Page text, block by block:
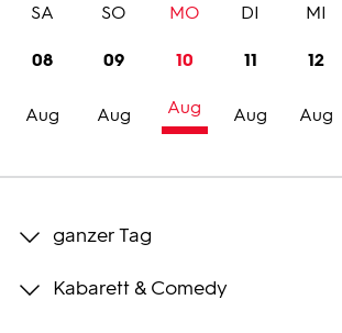
Trailer
Bilder
08
Aug
SA
09
Aug
SO
10
Aug
MO
11
Aug
DI
12
Aug
MI
ganzer Tag
Kabarett & Comedy